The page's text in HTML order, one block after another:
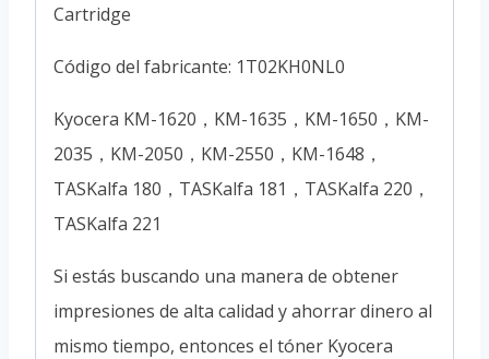
Cartridge
Código del fabricante: 1T02KH0NL0
Kyocera KM-1620，KM-1635，KM-1650，KM-
2035，KM-2050，KM-2550，KM-1648，
TASKalfa 180，TASKalfa 181，TASKalfa 220，
TASKalfa 221
Si estás buscando una manera de obtener
impresiones de alta calidad y ahorrar dinero al
mismo tiempo, entonces el tóner Kyocera